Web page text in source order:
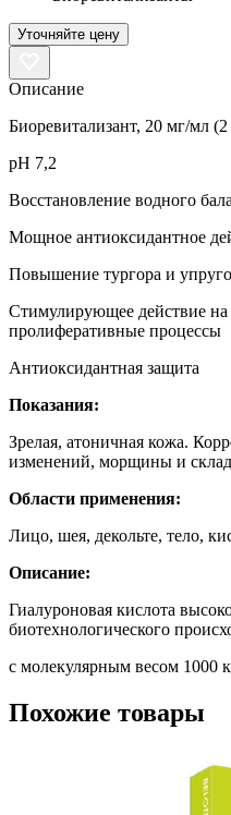
Уточняйте цену
Описание
Биоревитализант, 20 мг/мл
рН 7,2​
Восстановление водного
Мощное антиоксидантное
Повышение тургора и
Стимулирующее действие
пролиферативные процессы
Антиоксидантная защита
Показания:
Зрелая, атоничная кожа.​
изменений, морщины и
Области применения:
Лицо, шея, декольте, тело,
Описание:
Гиалуроновая кислота
биотехнологического
с молекулярным весом 1000
Похожие товары